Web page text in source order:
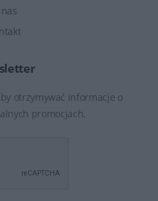
otrzymywać informacje o
promocjach.